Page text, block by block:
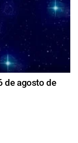
de agosto de